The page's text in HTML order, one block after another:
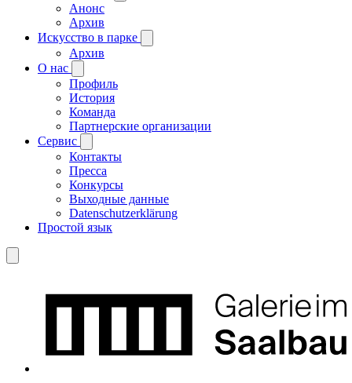
Анонс
Архив
Искусство в парке
Архив
О нас
Профиль
История
Команда
Партнерские организации
Сервис
Контакты
Пресса
Конкурсы
Выходные данные
Datenschutzerklärung
Простой язык